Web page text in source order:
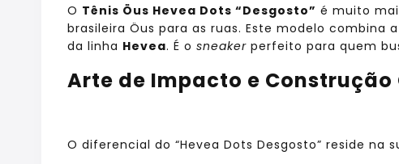
O Tênis Öus Hevea Dots “Desgosto” é muito
brasileira Öus para as ruas. Este modelo combina
da linha Hevea. É o sneaker perfeito para quem
Arte de Impacto e Construção
O diferencial do “Hevea Dots Desgosto” reside